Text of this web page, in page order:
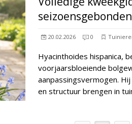
20.02.2026 0
Hyacinthoides hispanica,
voorjaarsbloeiende
aanpassingsvermogen.
en structuur brengen in